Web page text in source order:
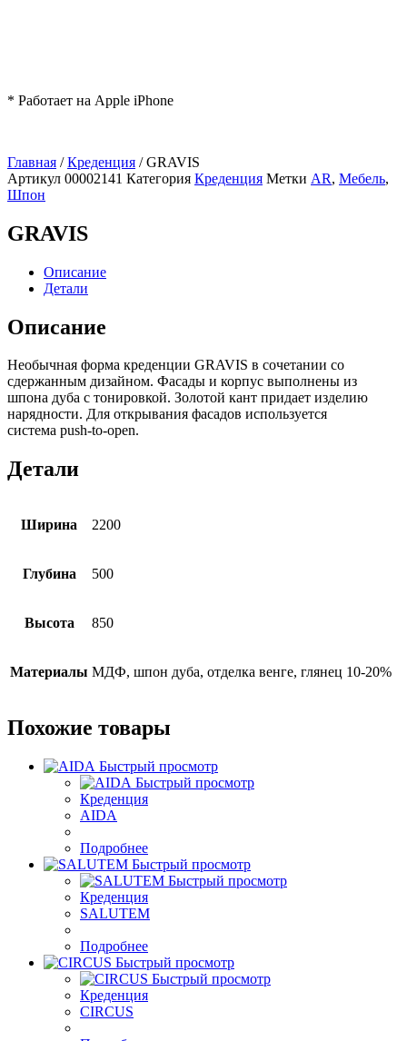
* Работает на Apple iPhone
Главная /Креденция / GRAVIS
Артикул 00002141 Категория Креденция Метки AR, Мебель,
Шпон
GRAVIS
Описание
Детали
Описание
Необычная форма креденции GRAVIS в сочетании со
сдержанным дизайном. Фасады и корпус выполнены из
шпона дуба с тонировкой. Золотой кант придает изделию
нарядности. Для открывания фасадов используется
система push-to-open.
Детали
Ширина 2200
Глубина 500
Высота 850
Материалы МДФ, шпон дуба, отделка венге, глянец 10-20%
Похожие товары
Быстрый просмотр
Быстрый просмотр
Креденция
AIDA
Подробнее
Быстрый просмотр
Быстрый просмотр
Креденция
SALUTEM
Подробнее
Быстрый просмотр
Быстрый просмотр
Креденция
CIRCUS